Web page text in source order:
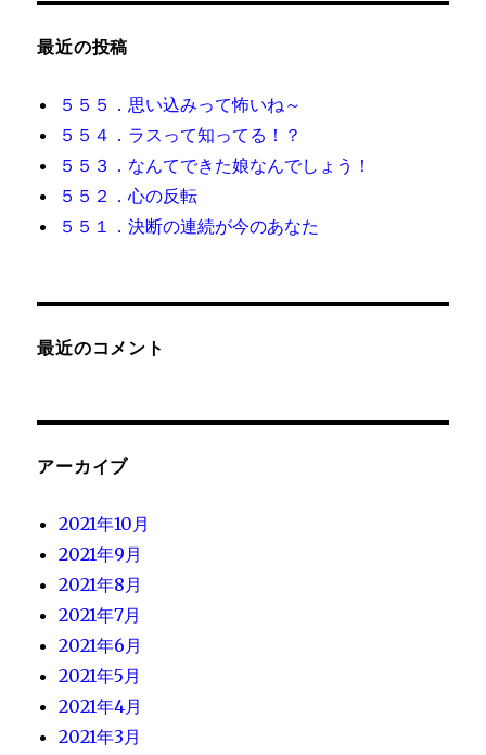
最近の投稿
５５５．思い込みって怖いね～
５５４．ラスって知ってる！？
５５３．なんてできた娘なんでしょう！
５５２．心の反転
５５１．決断の連続が今のあなた
最近のコメント
アーカイブ
2021年10月
2021年9月
2021年8月
2021年7月
2021年6月
2021年5月
2021年4月
2021年3月